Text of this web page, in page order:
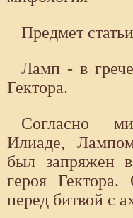
Предмет
Ламп - в
Гектора.
Согласно
Илиаде,
был запряжен в
героя
перед битвой с